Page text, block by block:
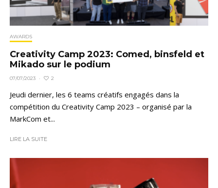
AWARDS
Creativity Camp 2023: Comed, binsfeld et
Mikado sur le podium
07/07/2023 · 2
Jeudi dernier, les 6 teams créatifs engagés dans la
compétition du Creativity Camp 2023 – organisé par la
MarkCom et...
LIRE LA SUITE